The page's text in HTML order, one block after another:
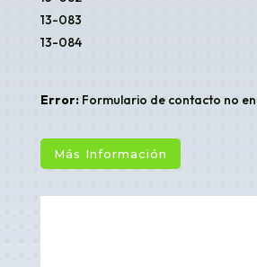
13-083
13-084
Error:Formulario de contacto no
Más Información